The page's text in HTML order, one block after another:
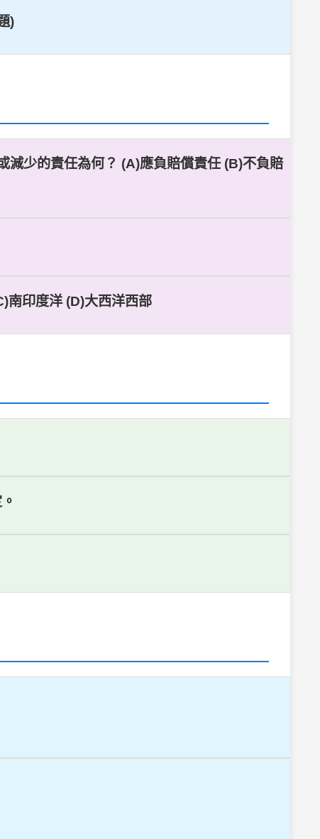
)
減少的責任為何？ (A)應負賠償責任 (B)不負賠
南印度洋 (D)大西洋西部